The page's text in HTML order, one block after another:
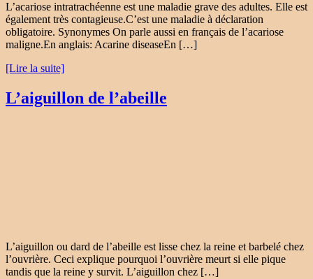
L’acariose intratrachéenne est une maladie grave des adultes. Elle est
également très contagieuse.C’est une maladie à déclaration
obligatoire. Synonymes On parle aussi en français de l’acariose
maligne.En anglais: Acarine diseaseEn […]
[Lire la suite]
L’aiguillon de l’abeille
L’aiguillon ou dard de l’abeille est lisse chez la reine et barbelé chez
l’ouvrière. Ceci explique pourquoi l’ouvrière meurt si elle pique
tandis que la reine y survit. L’aiguillon chez […]